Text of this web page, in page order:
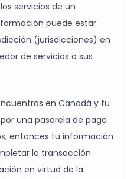
servicios de un
puede estar
(jurisdicciones) en
de servicios o sus
en Canadá y tu
una pasarela de pago
entonces tu información
la transacción
en virtud de la